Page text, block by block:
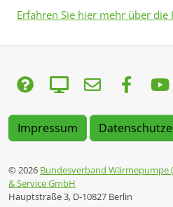
Erfahren Sie hier mehr über die
Impressum
© 2026 Bundesverband Wärmepumpe
& Service GmbH
Hauptstraße 3, D-10827 Berlin